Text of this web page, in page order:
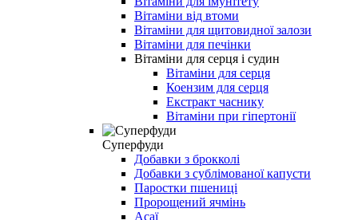
Вітаміни від втоми
Вітаміни для щитовидної залози
Вітаміни для печінки
Вітаміни для серця і судин
Вітаміни для серця
Коензим для серця
Екстракт часнику
Вітаміни при гіпертонії
Суперфуди
Добавки з брокколі
Добавки з сублімованої капусти
Паростки пшениці
Пророщений ячмінь
Асаї